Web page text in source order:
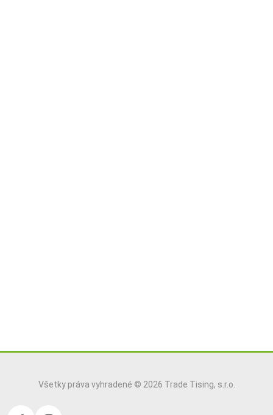
Všetky práva vyhradené © 2026 Trade Tising, s.r.o.